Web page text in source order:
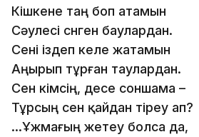
Кішкене таң боп атамын
Сәулесі сөнген баулардан.
Сені іздеп келе жатамын
Аңырып тұрған таулардан.
Сен кімсің, десе соншама –
Тұрсың сен қайдан тіреу ап?
...Ұжмағың жетеу болса да,